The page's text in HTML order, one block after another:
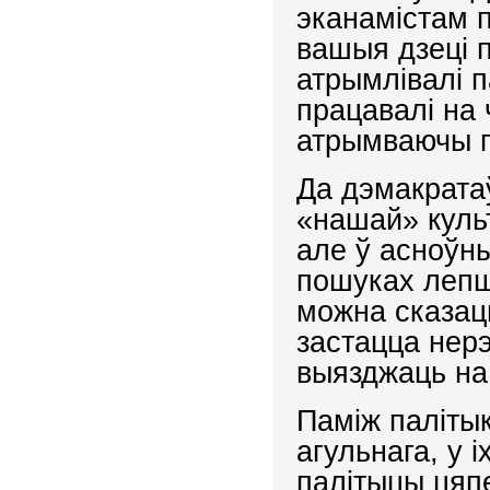
эканамістам
вашыя дзеці
атрымлівалі
працавалі на
атрымваючы
Да
«нашай»
але ў
пошуках
можна
застацца
выязджаць
Паміж
агульнага, у
палітыцы